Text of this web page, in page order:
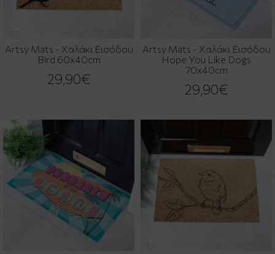
Artsy Mats - Χαλάκι Εισόδου
Bird 60x40cm
29,90€
Artsy Mats - Χαλάκι Εισόδου
Hope You Like Dogs
70x40cm
29,90€